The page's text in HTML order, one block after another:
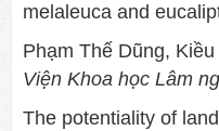
melaleuca and
Phạm Thế Dũng,
Viện Khoa học Lâm
The potentiality of